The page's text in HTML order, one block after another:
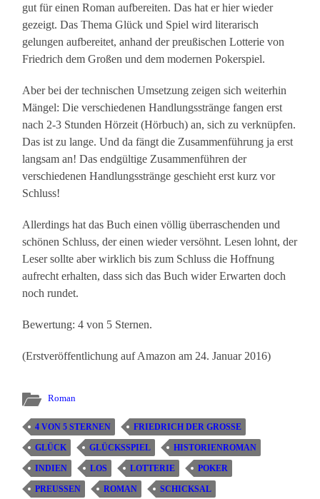
gut für einen Roman aufbereiten. Das hat er hier wieder
gezeigt. Das Thema Glück und Spiel wird literarisch
gelungen aufbereitet, anhand der preußischen Lotterie von
Friedrich dem Großen und dem modernen Pokerspiel.
Aber bei der technischen Umsetzung zeigen sich weiterhin
Mängel: Die verschiedenen Handlungsstränge fangen erst
nach 2-3 Stunden Hörzeit (Hörbuch) an, sich zu verknüpfen.
Das ist zu lange. Und da fängt die Zusammenführung ja erst
langsam an! Das endgültige Zusammenführen der
verschiedenen Handlungsstränge geschieht erst kurz vor
Schluss!
Allerdings hat das Buch einen völlig überraschenden und
schönen Schluss, der einen wieder versöhnt. Lesen lohnt, der
Leser sollte aber wirklich bis zum Schluss die Hoffnung
aufrecht erhalten, dass sich das Buch wider Erwarten doch
noch rundet.
Bewertung: 4 von 5 Sternen.
(Erstveröffentlichung auf Amazon am 24. Januar 2016)
Roman
4 VON 5 STERNEN FRIEDRICH DER GROSSE
GLÜCK GLÜCKSSPIEL HISTORIENROMAN
INDIEN LOS LOTTERIE POKER
PREUSSEN ROMAN SCHICKSAL